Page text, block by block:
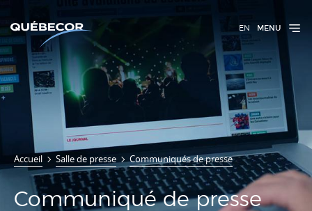
EN MENU
Accueil Salle de presse Communiqués de presse
Communiqué de presse